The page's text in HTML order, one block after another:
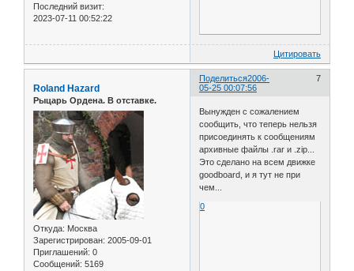
Последний визит:
2023-07-11 00:52:22
Цитировать
Поделиться 7
2006-
05-25 00:07:56
Roland Hazard
Рыцарь Ордена. В отставке.
Откуда: Москва
Зарегистрирован: 2005-09-01
Приглашений: 0
Сообщений: 5169
Вынужден с сожалением
сообщить, что теперь нельзя
присоединять к сообщениям
архивные файлы .rar и .zip...
Это сделано на всем движке
goodboard, и я тут не при
чем...
0